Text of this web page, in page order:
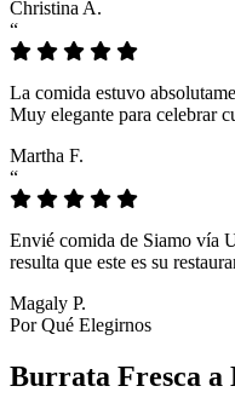
Christina A.
“
La comida estuvo
Muy elegante para celebrar
Martha F.
“
Envié comida de Siamo vía
resulta que este es su
Magaly P.
Por Qué Elegirnos
Burrata Fresca a